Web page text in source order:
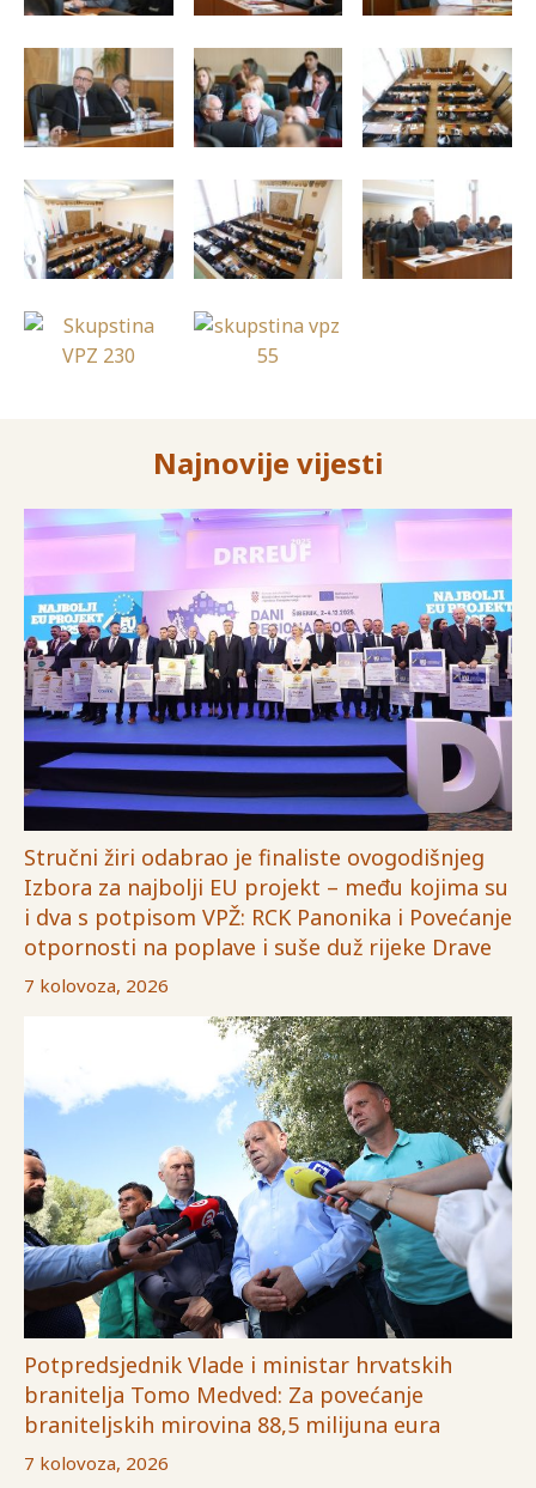
Najnovije vijesti
Stručni žiri odabrao je finaliste ovogodišnjeg
Izbora za najbolji EU projekt – među kojima su
i dva s potpisom VPŽ: RCK Panonika i Povećanje
otpornosti na poplave i suše duž rijeke Drave
7 kolovoza, 2026
Potpredsjednik Vlade i ministar hrvatskih
branitelja Tomo Medved: Za povećanje
braniteljskih mirovina 88,5 milijuna eura
7 kolovoza, 2026